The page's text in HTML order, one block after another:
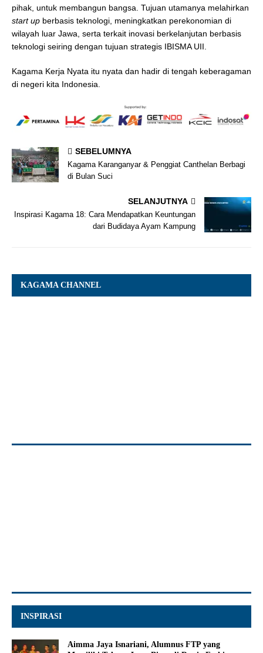
pihak, untuk membangun bangsa. Tujuan utamanya melahirkan
start up berbasis teknologi, meningkatkan perekonomian di
wilayah luar Jawa, serta terkait inovasi berkelanjutan berbasis
teknologi seiring dengan tujuan strategis IBISMA UII.
Kagama Kerja Nyata itu nyata dan hadir di tengah keberagaman
di negeri kita Indonesia.
SEBELUMNYA
Kagama Karanganyar & Penggiat Canthelan Berbagi
di Bulan Suci
SELANJUTNYA
Inspirasi Kagama 18: Cara Mendapatkan Keuntungan
dari Budidaya Ayam Kampung
KAGAMA CHANNEL
INSPIRASI
Aimma Jaya Isnariani, Alumnus FTP yang